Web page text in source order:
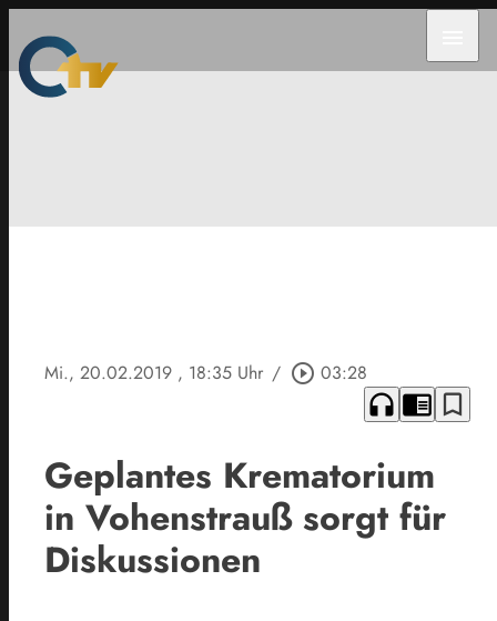
Mi., 20.02.2019 , 18:35 Uhr / play_circle_outline 03:28
headphones chrome_reader_mode bookmark_border
Geplantes Krematorium
in Vohenstrauß sorgt für
Diskussionen